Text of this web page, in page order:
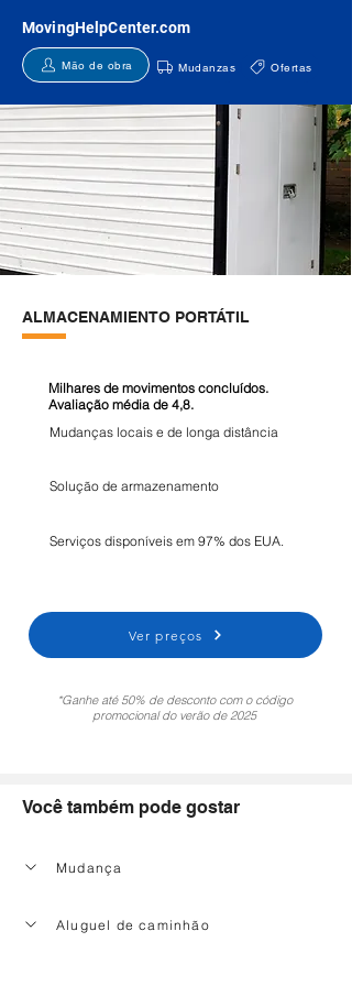
MovingHelpCenter.com
Mão de obra Mudanzas Ofertas
ALMACENAMIENTO PORTÁTIL
Milhares de movimentos concluídos.
Avaliação média de 4,8.
Mudanças locais e de longa distância
Solução de armazenamento
Serviços disponíveis em 97% dos EUA.
Ver preços
*Ganhe até 50% de desconto com o código
promocional do verão de 2025
Você também pode gostar
Mudança
Aluguel de caminhão